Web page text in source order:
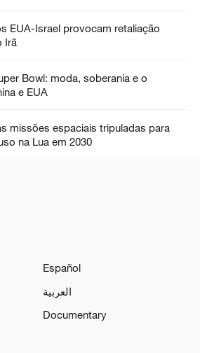
EUA-Israel provocam retaliação
Irã
Bowl: moda, soberania e o
e EUA
missões espaciais tripuladas para
na Lua em 2030
Español
العربية
Documentary